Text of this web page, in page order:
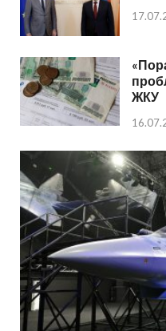
ЖКУ